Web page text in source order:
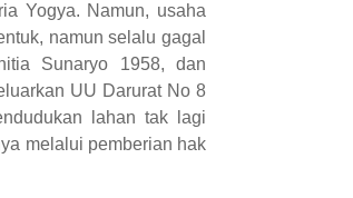
Yogya. Namun, usaha
namun selalu gagal
Sunaryo 1958, dan
UU Darurat No 8
lahan tak lagi
melalui pemberian hak